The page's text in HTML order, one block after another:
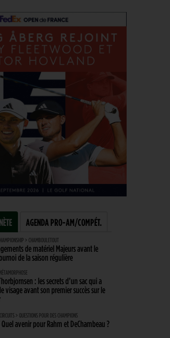
AGENDA PRO-AM/COMPÉT.
> CHAMBOULETOUT
de matériel Majeurs avant le
de la saison régulière
: les secrets d’un sac qui a
visage avant son premier succès sur le
> QUESTIONS POUR DES CHAMPIONS
Quel avenir pour Rahm et DeChambeau ?